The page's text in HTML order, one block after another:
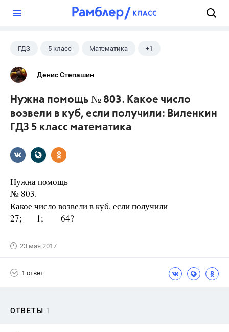
ГДЗ 5 класс Математика +1
Виленкин Н.Я.
Денис Степашин
Нужна помощь № 803. Какое число
возвели в куб, если получили: Виленкин
ГДЗ 5 класс математика
Нужна помощь
№ 803.
Какое число возвели в куб, если получили
27; 1; 64?
23 мая 2017
1 ответ
ОТВЕТЫ 1